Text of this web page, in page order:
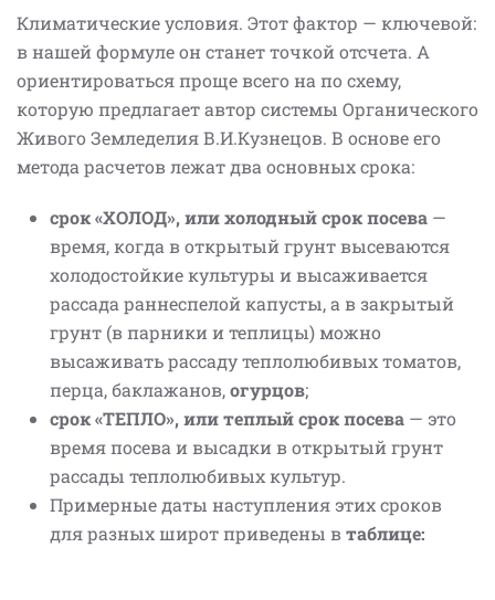
Климатические условия. Этот фактор — ключевой:
в нашей формуле он станет точкой отсчета. А
ориентироваться проще всего на по схему,
которую предлагает автор системы Органического
Живого Земледелия В.И.Кузнецов. В основе его
метода расчетов лежат два основных срока:
срок «ХОЛОД», или холодный срок посева —
время, когда в открытый грунт высеваются
холодостойкие культуры и высаживается
рассада раннеспелой капусты, а в закрытый
грунт (в парники и теплицы) можно
высаживать рассаду теплолюбивых томатов,
перца, баклажанов,огурцов;
срок «ТЕПЛО», или теплый срок посева — это
время посева и высадки в открытый грунт
рассады теплолюбивых культур.
Примерные даты наступления этих сроков
для разных широт приведены в таблице: